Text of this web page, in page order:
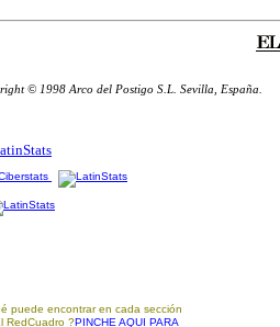
© 1998 Arco del Postigo S.L. Sevilla, España.
puede encontrar en cada sección
RedCuadro ?PINCHE AQUI PARA